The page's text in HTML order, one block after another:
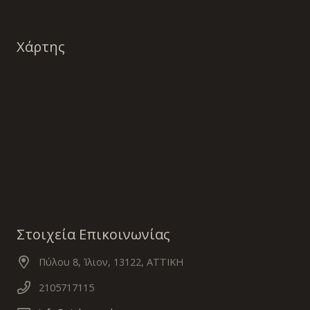
Χάρτης
Στοιχεία Επικοινωνίας
Πύλου 8, Ίλιον, 13122, ΑΤΤΙΚΗ
2105717115